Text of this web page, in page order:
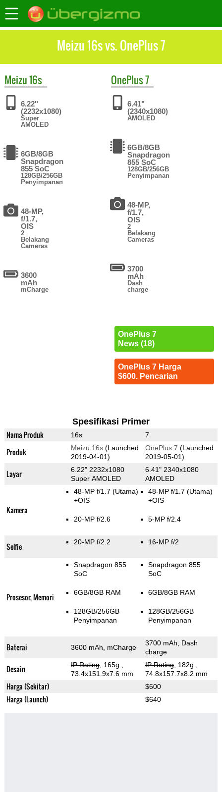
Meizu 16s vs. OnePlus 7
Meizu16s
6.22"
(2232x1080)
Super
AMOLED
6GB/8GB
Snapdragon
855 SoC
128GB/256GB
Penyimpanan
48-MP,
f/1.7,
OIS
2
Belakang
Cameras
3600
mAh
mCharge
OnePlus7
6.41"
(2340x1080)
AMOLED
6GB/8GB
Snapdragon
855 SoC
128GB/256GB
Penyimpanan
48-MP,
f/1.7,
OIS
2
Belakang
Cameras
3700
mAh
Dash
charge
OnePlus 7
News (18)
OnePlus 7 Harga
$600. Pencarian
Spesifikasi Primer
Nama Produk 16s 7
Produk Meizu 16s(Launched
2019-04-01)
OnePlus 7 (Launched
2019-05-01)
Layar
6.22" 2232x1080
Super AMOLED
6.41" 2340x1080
AMOLED
Kamera
48-MP f/1.7 (Utama)
+OIS
20-MP f/2.6
48-MP f/1.7 (Utama)
+OIS
5-MP f/2.4
Selfie 20-MP f/2.2 16-MP f/2
Prosesor, Memori
Snapdragon 855
SoC
6GB/8GB RAM
128GB/256GB
Penyimpanan
Snapdragon 855
SoC
6GB/8GB RAM
128GB/256GB
Penyimpanan
Baterai 3600 mAh, mCharge
3700 mAh, Dash
charge
Desain IP Rating, 165g
73.4x151.9x7.6 mm
IP Rating, 182g
74.8x157.7x8.2 mm
Harga (Sekitar) $600
Harga (Launch) $640